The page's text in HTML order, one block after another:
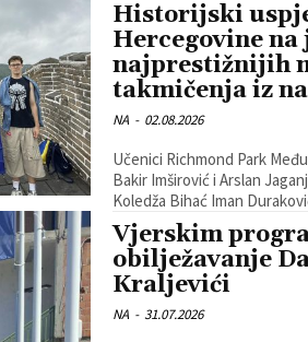
Historijski
Hercegovine na
najprestižnijih
takmičenja iz
NA - 02.08.2026
Učenici Richmond Park
Bakir Imširović i Arslan
Koledža Bihać Iman
Vjerskim
obilježavanje
Kraljevići
NA - 31.07.2026